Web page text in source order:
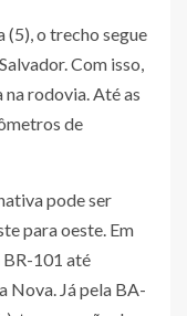
o trecho segue
Com isso,
rodovia. Até as
de
pode ser
para oeste. Em
BR-101 até
Nova. Já pela BA-